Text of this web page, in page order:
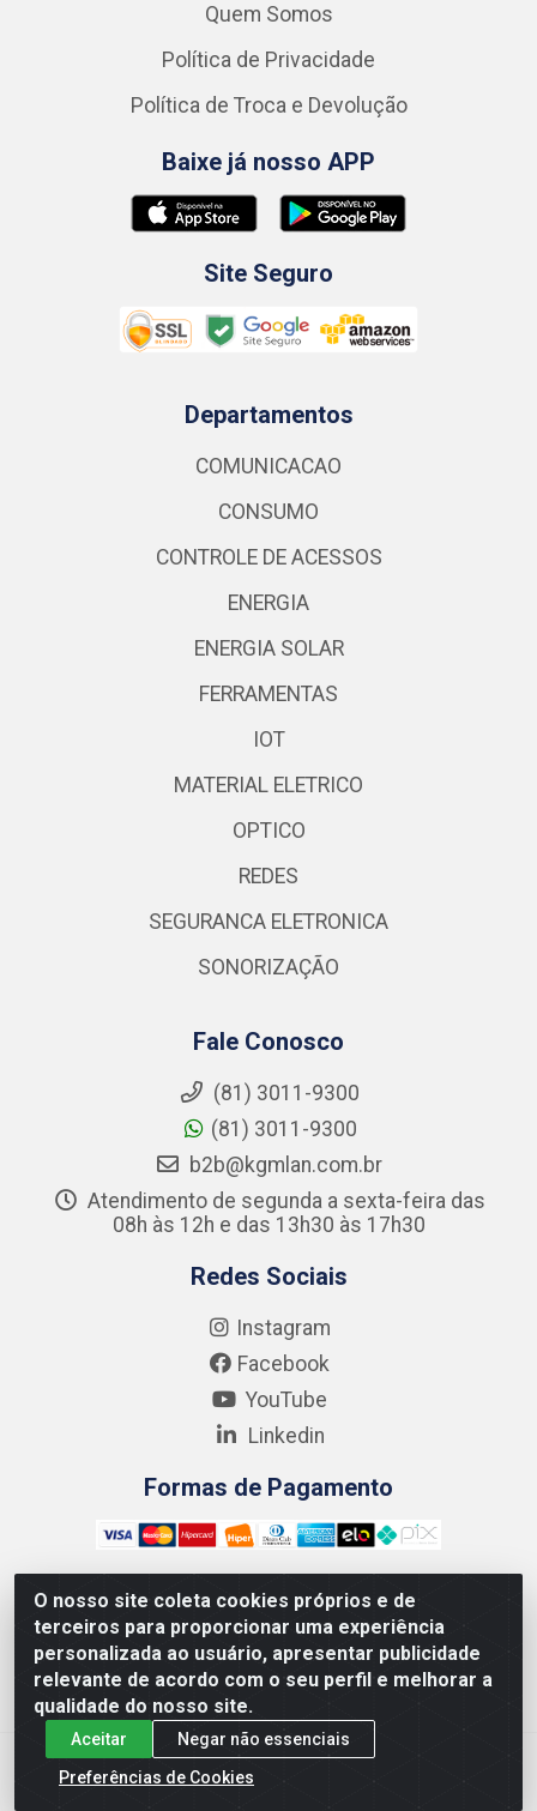
O nosso site coleta cookies próprios e de
terceiros para proporcionar uma experiência
personalizada ao usuário, apresentar publicidade
relevante de acordo com o seu perfil e melhorar a
qualidade do nosso site.
Aceitar
Negar não essenciais
Preferências de Cookies
Quem Somos
Política de Privacidade
Política de Troca e Devolução
Baixe já nosso APP
Site Seguro
Departamentos
COMUNICACAO
CONSUMO
CONTROLE DE ACESSOS
ENERGIA
ENERGIA SOLAR
FERRAMENTAS
IOT
MATERIAL ELETRICO
OPTICO
REDES
SEGURANCA ELETRONICA
SONORIZAÇÃO
Fale Conosco
(81) 3011-9300
(81) 3011-9300
b2b@kgmlan.com.br
Atendimento de segunda a sexta-feira das
08h às 12h e das 13h30 às 17h30
Redes Sociais
Instagram
Facebook
YouTube
Linkedin
Formas de Pagamento
Kgmlan Distribuidora LTDA - CNPJ 18.217.682/0001-54 -
Rua Pedro de Barros Cavalcante, 58 - Bultrins, Olinda/PE
- CEP 53320-110